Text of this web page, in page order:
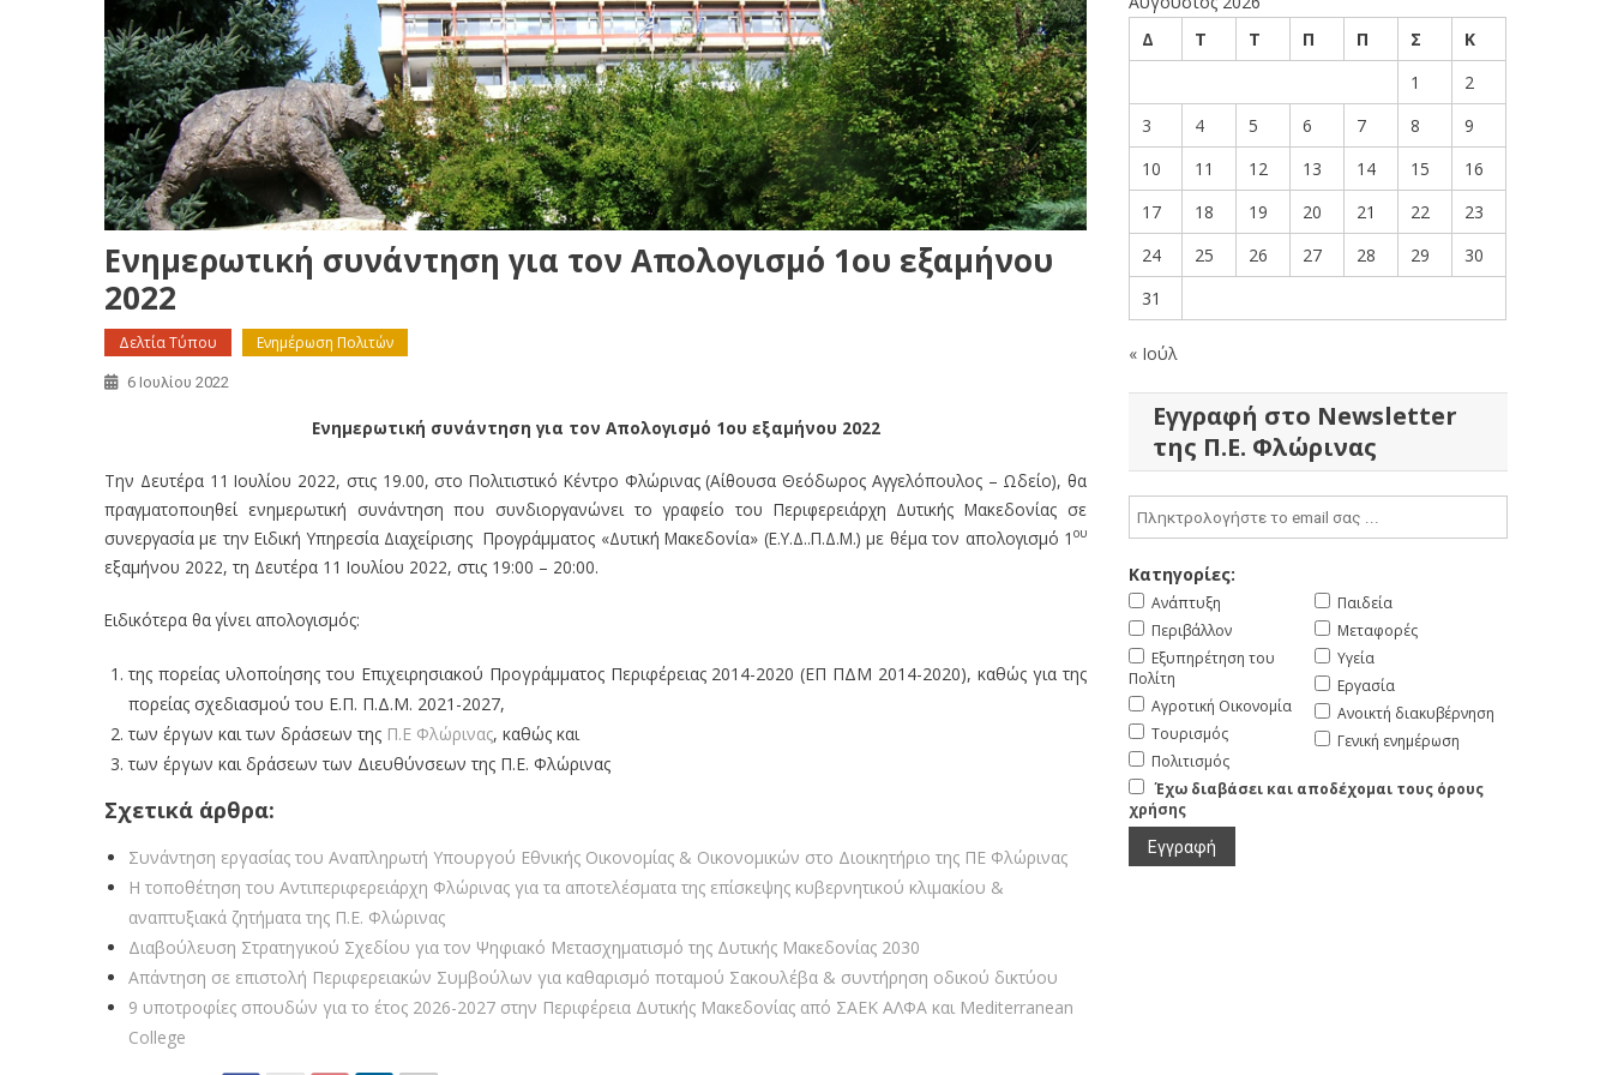
Ενημερωτική συνάντηση για τον Απολογισμό 1ου εξαμήνου
2022
Δελτία Τύπου Ενημέρωση Πολιτών
6 Ιουλίου 2022
Ενημερωτική συνάντηση για τον Απολογισμό 1ου εξαμήνου 2022
Την Δευτέρα 11 Ιουλίου 2022, στις 19.00, στο Πολιτιστικό Κέντρο Φλώρινας (Αίθουσα Θεόδωρος Αγγελόπουλος – Ωδείο), θα
πραγματοποιηθεί ενημερωτική συνάντηση που συνδιοργανώνει το γραφείο του Περιφερειάρχη Δυτικής Μακεδονίας σε
συνεργασία με την Ειδική Υπηρεσία Διαχείρισης Προγράμματος «Δυτική Μακεδονία» (Ε.Υ.Δ..Π.Δ.Μ.) με θέμα τον απολογισμό 1 ου
εξαμήνου 2022, τη Δευτέρα 11 Ιουλίου 2022, στις 19:00 – 20:00.
Ειδικότερα θα γίνει απολογισμός:
της πορείας υλοποίησης του Επιχειρησιακού Προγράμματος Περιφέρειας 2014-2020 (ΕΠ ΠΔΜ 2014-2020), καθώς για της
πορείας σχεδιασμού του Ε.Π. Π.Δ.Μ. 2021-2027,
των έργων και των δράσεων της Π.Ε Φλώρινας, καθώς και
των έργων και δράσεων των Διευθύνσεων της Π.Ε. Φλώρινας
Σχετικά άρθρα:
Συνάντηση εργασίας του Αναπληρωτή Υπουργού Εθνικής Οικονομίας & Οικονομικών στο Διοικητήριο της ΠΕ Φλώρινας
Η τοποθέτηση του Αντιπεριφερειάρχη Φλώρινας για τα αποτελέσματα της επίσκεψης κυβερνητικού κλιμακίου &
αναπτυξιακά ζητήματα της Π.Ε. Φλώρινας
Διαβούλευση Στρατηγικού Σχεδίου για τον Ψηφιακό Μετασχηματισμό της Δυτικής Μακεδονίας 2030
Απάντηση σε επιστολή Περιφερειακών Συμβούλων για καθαρισμό ποταμού Σακουλέβα & συντήρηση οδικού δικτύου
9 υποτροφίες σπουδών για το έτος 2026-2027 στην Περιφέρεια Δυτικής Μακεδονίας από ΣΑEK ΑΛΦΑ και Mediterranean
College
Δ
Τ Τ Π Π Σ
Κ
1
2
3
4 5 6 7 8
9
10
11 12 13 14 15
16
17
18 19 20 21 22
23
24
25 26 27 28 29
30
31
« Ιούλ
Εγγραφή στο Newsletter
της Π.Ε. Φλώρινας
Κατηγορίες:
Ανάπτυξη
Περιβάλλον
Εξυπηρέτηση του
Πολίτη
Αγροτική Οικονομία
Τουρισμός
Πολιτισμός
Παιδεία
Μεταφορές
Υγεία
Εργασία
Ανοικτή διακυβέρνηση
Γενική ενημέρωση
Έχω διαβάσει και αποδέχομαι τους όρους
χρήσης